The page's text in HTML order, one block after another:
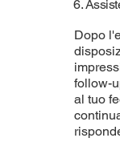
6.
Dopo
follow-
al tuo